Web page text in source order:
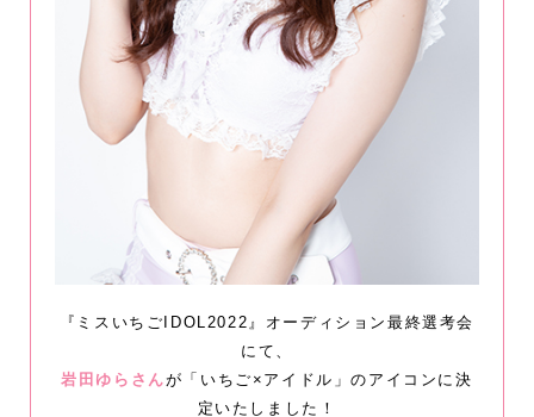
『ミスいちごIDOL2022』オーディション最終選考会
にて、
岩田ゆらさんが「いちご×アイドル」のアイコンに決
定いたしました！